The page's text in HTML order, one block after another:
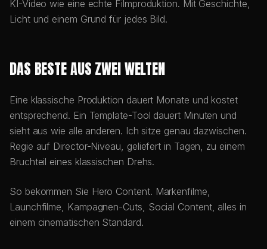
KI-Video wie eine echte Filmproduktion. Mit Geschichte,
Licht und einem Grund für jedes Bild.
DAS BESTE AUS ZWEI WELTEN
Eine klassische Produktion dauert Monate und kostet
entsprechend. Ein Template-Tool dauert Minuten und
sieht aus wie alle anderen. Ich sitze genau dazwischen.
Regie auf Director-Niveau, geliefert in Tagen, zu einem
Bruchteil eines klassischen Drehs.
So bekommen Sie Hero Content. Markenfilme,
Launchfilme, Kampagnen-Cuts, Social Content, alles in
einem cinematischen Standard.